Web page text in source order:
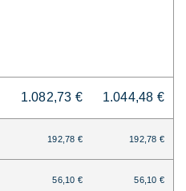
1.082,73 € 1.044,48 €
192,78 € 192,78 €
56,10 € 56,10 €